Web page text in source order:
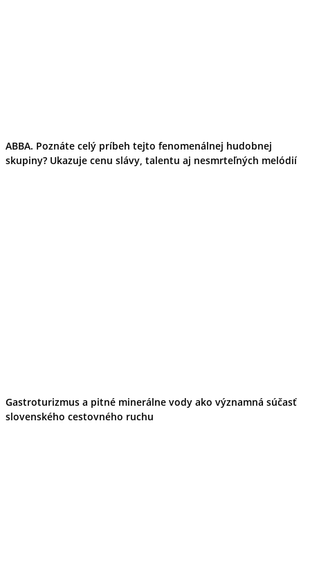
ABBA. Poznáte celý príbeh tejto fenomenálnej hudobnej
skupiny? Ukazuje cenu slávy, talentu aj nesmrteľných melódií
Gastroturizmus a pitné minerálne vody ako významná súčasť
slovenského cestovného ruchu